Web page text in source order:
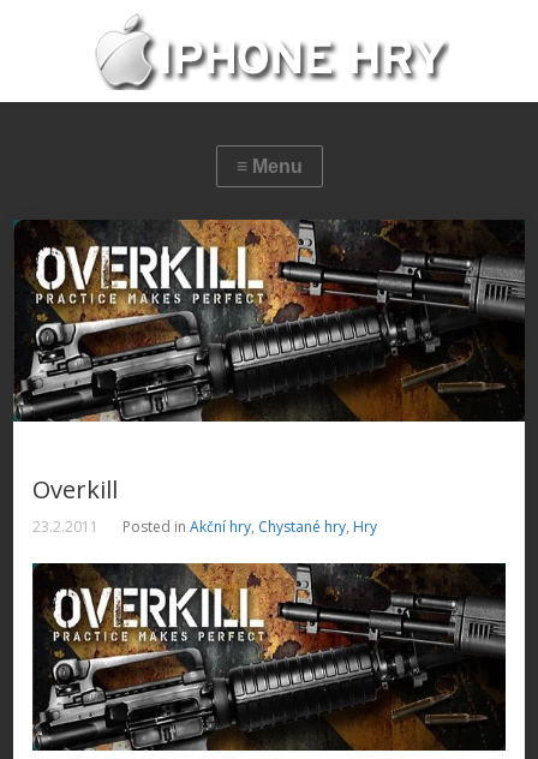
Overkill
23.2.2011 Posted inAkční hry, Chystané hry, Hry